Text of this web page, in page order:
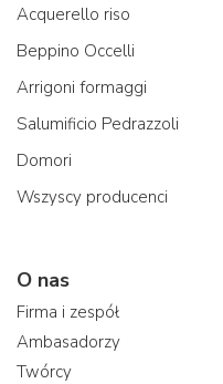
Acquerello riso
Beppino Occelli
Arrigoni formaggi
Salumificio Pedrazzoli
Domori
Wszyscy producenci
O nas
Firma i zespół
Ambasadorzy
Twórcy